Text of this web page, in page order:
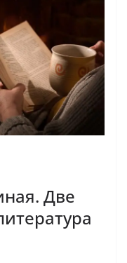
Две